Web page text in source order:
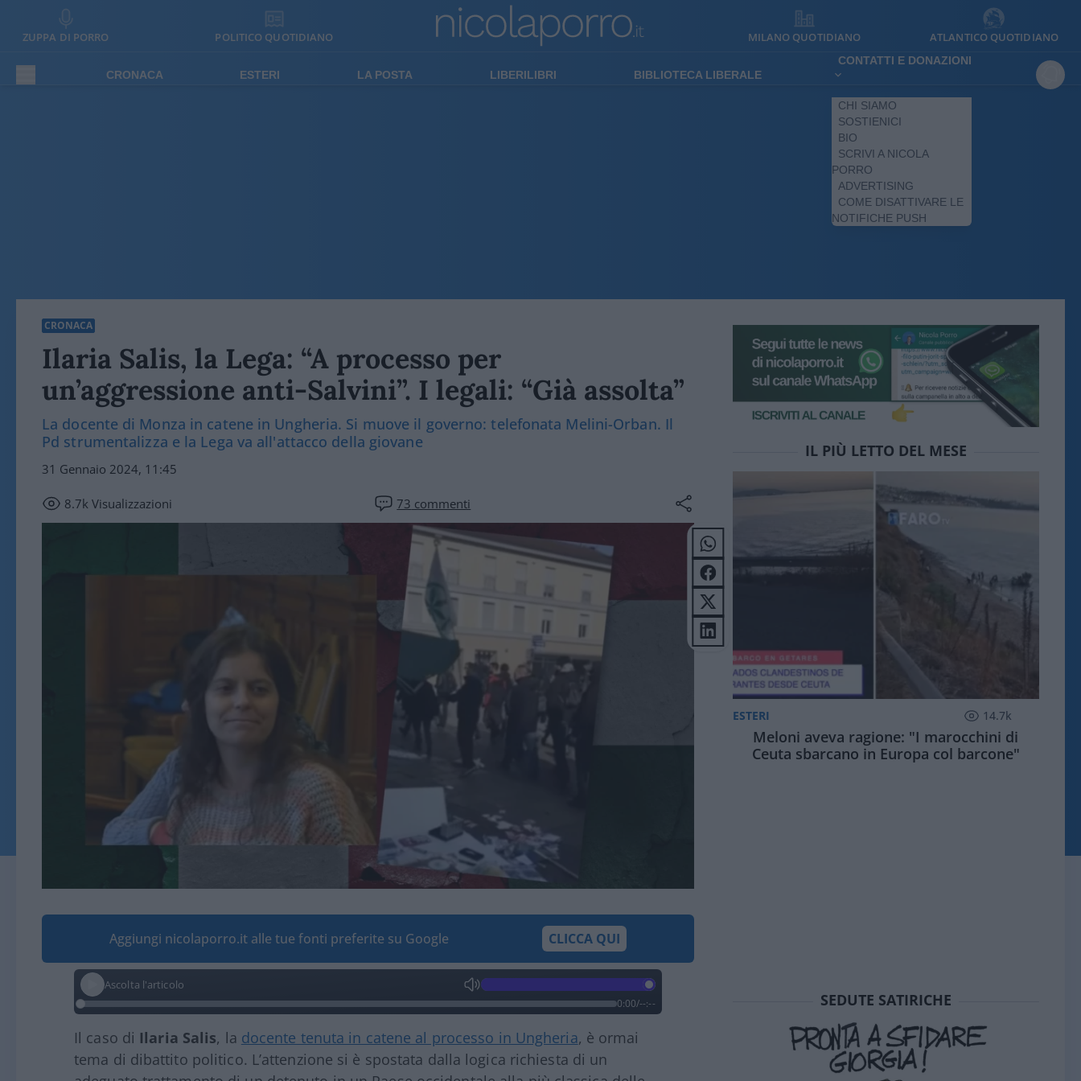
ZUPPA DI PORRO POLITICO QUOTIDIANO MILANO QUOTIDIANO ATLANTICO QUOTIDIANO
CRONACA ESTERI LA POSTA LIBERILIBRI BIBLIOTECA LIBERALE
CONTATTI E DONAZIONI
CHI SIAMO
SOSTIENICI
BIO
SCRIVI A NICOLA
PORRO
ADVERTISING
COME DISATTIVARE LE
NOTIFICHE PUSH
CRONACA
Ilaria Salis, la Lega: “A processo per
un’aggressione anti-Salvini”. I legali: “Già assolta”
La docente di Monza in catene in Ungheria. Si muove il governo: telefonata Melini-Orban. Il
Pd strumentalizza e la Lega va all'attacco della giovane
31 Gennaio 2024, 11:45
8.7k Visualizzazioni 73 commenti
Aggiungi nicolaporro.it alle tue fonti preferite su Google CLICCA QUI
Ascolta l'articolo
0:00/--:--
Il caso di Ilaria Salis, la docente tenuta in catene al processo in Ungheria, è ormai
tema di dibattito politico. L’attenzione si è spostata dalla logica richiesta di un
IL PIÙ LETTO DEL MESE
ESTERI 14.7k
Meloni aveva ragione: "I marocchini di
Ceuta sbarcano in Europa col barcone"
SEDUTE SATIRICHE